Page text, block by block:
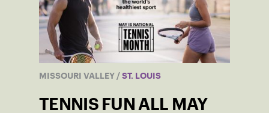
MISSOURI VALLEY / ST. LOUIS
TENNIS FUN ALL MAY